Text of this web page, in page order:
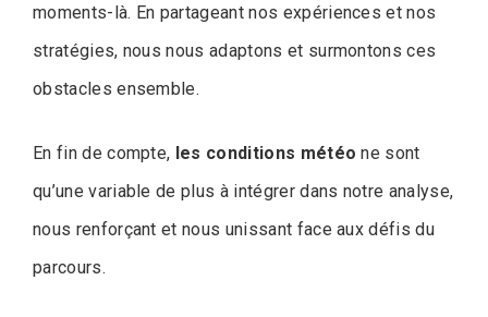
moments-là. En partageant nos expériences et nos
stratégies, nous nous adaptons et surmontons ces
obstacles ensemble.
En fin de compte, les conditions météo ne sont
qu’une variable de plus à intégrer dans notre analyse,
nous renforçant et nous unissant face aux défis du
parcours.